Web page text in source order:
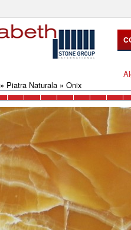
» Piatra Naturala » Onix